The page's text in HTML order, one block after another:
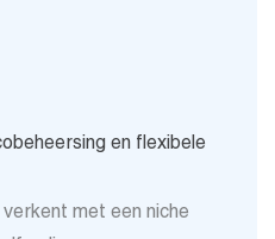
en flexibele
met een niche